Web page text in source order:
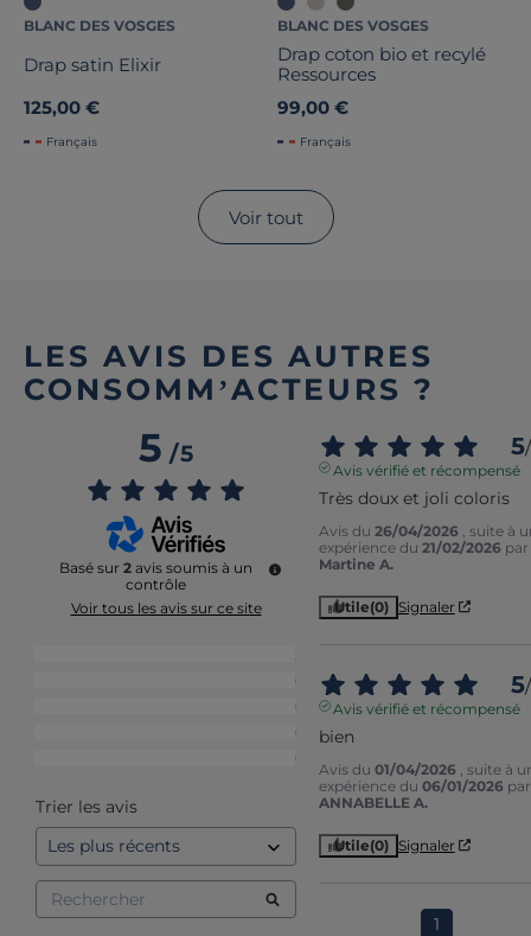
BLANC DES VOSGES
Drap satin Elixir
125,00 €
Français
BLANC DES VOSGES
Drap coton bio et recylé
Ressources
99,00 €
Français
Voir tout
LES AVIS DES AUTRES
CONSOMM’ACTEURS ?
5/5
Basé sur 2 avis soumis à un
contrôle
Voir tous les avis sur ce site
2
0
0
0
0
Trier les avis
5/
Avis vérifié et récompensé
Très doux et joli coloris
Avis du 26/04/2026
, suite à
expérience du 21/02/2026 par
Martine A.
Utile(0) Signaler
5/
Avis vérifié et récompensé
bien
Avis du 01/04/2026
, suite à
expérience du 06/01/2026 par
ANNABELLE A.
Utile(0) Signaler
1